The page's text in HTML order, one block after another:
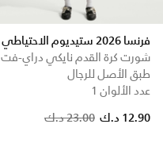
فرنسا 2026 ستيديوم الاحتياطي
شورت كرة القدم نايكي دراي-فت
طبق الأصل للرجال
عدد الألوان 1
23.00 د.ك
12.90 د.ك
Price reduced from
to